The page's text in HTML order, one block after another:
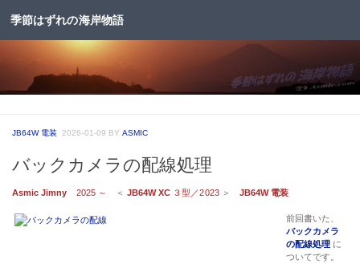
コンテンツへスキップ
季節はずれの海岸物語
JB64W 電装 2026-01-09 BY ASMIC
バックカメラの配線処理
Asmic Jimny 2025 ～ ＜ JB64W XC ３型／2023＞ JB64W 電装
前回書いた、
バックカメラ
の配線処理 に
ついてです。